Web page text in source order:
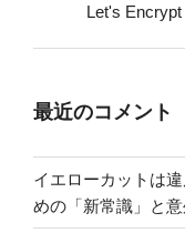
Let's Encrypt
最近のコメント
イエローカットは
めの「新常識」と